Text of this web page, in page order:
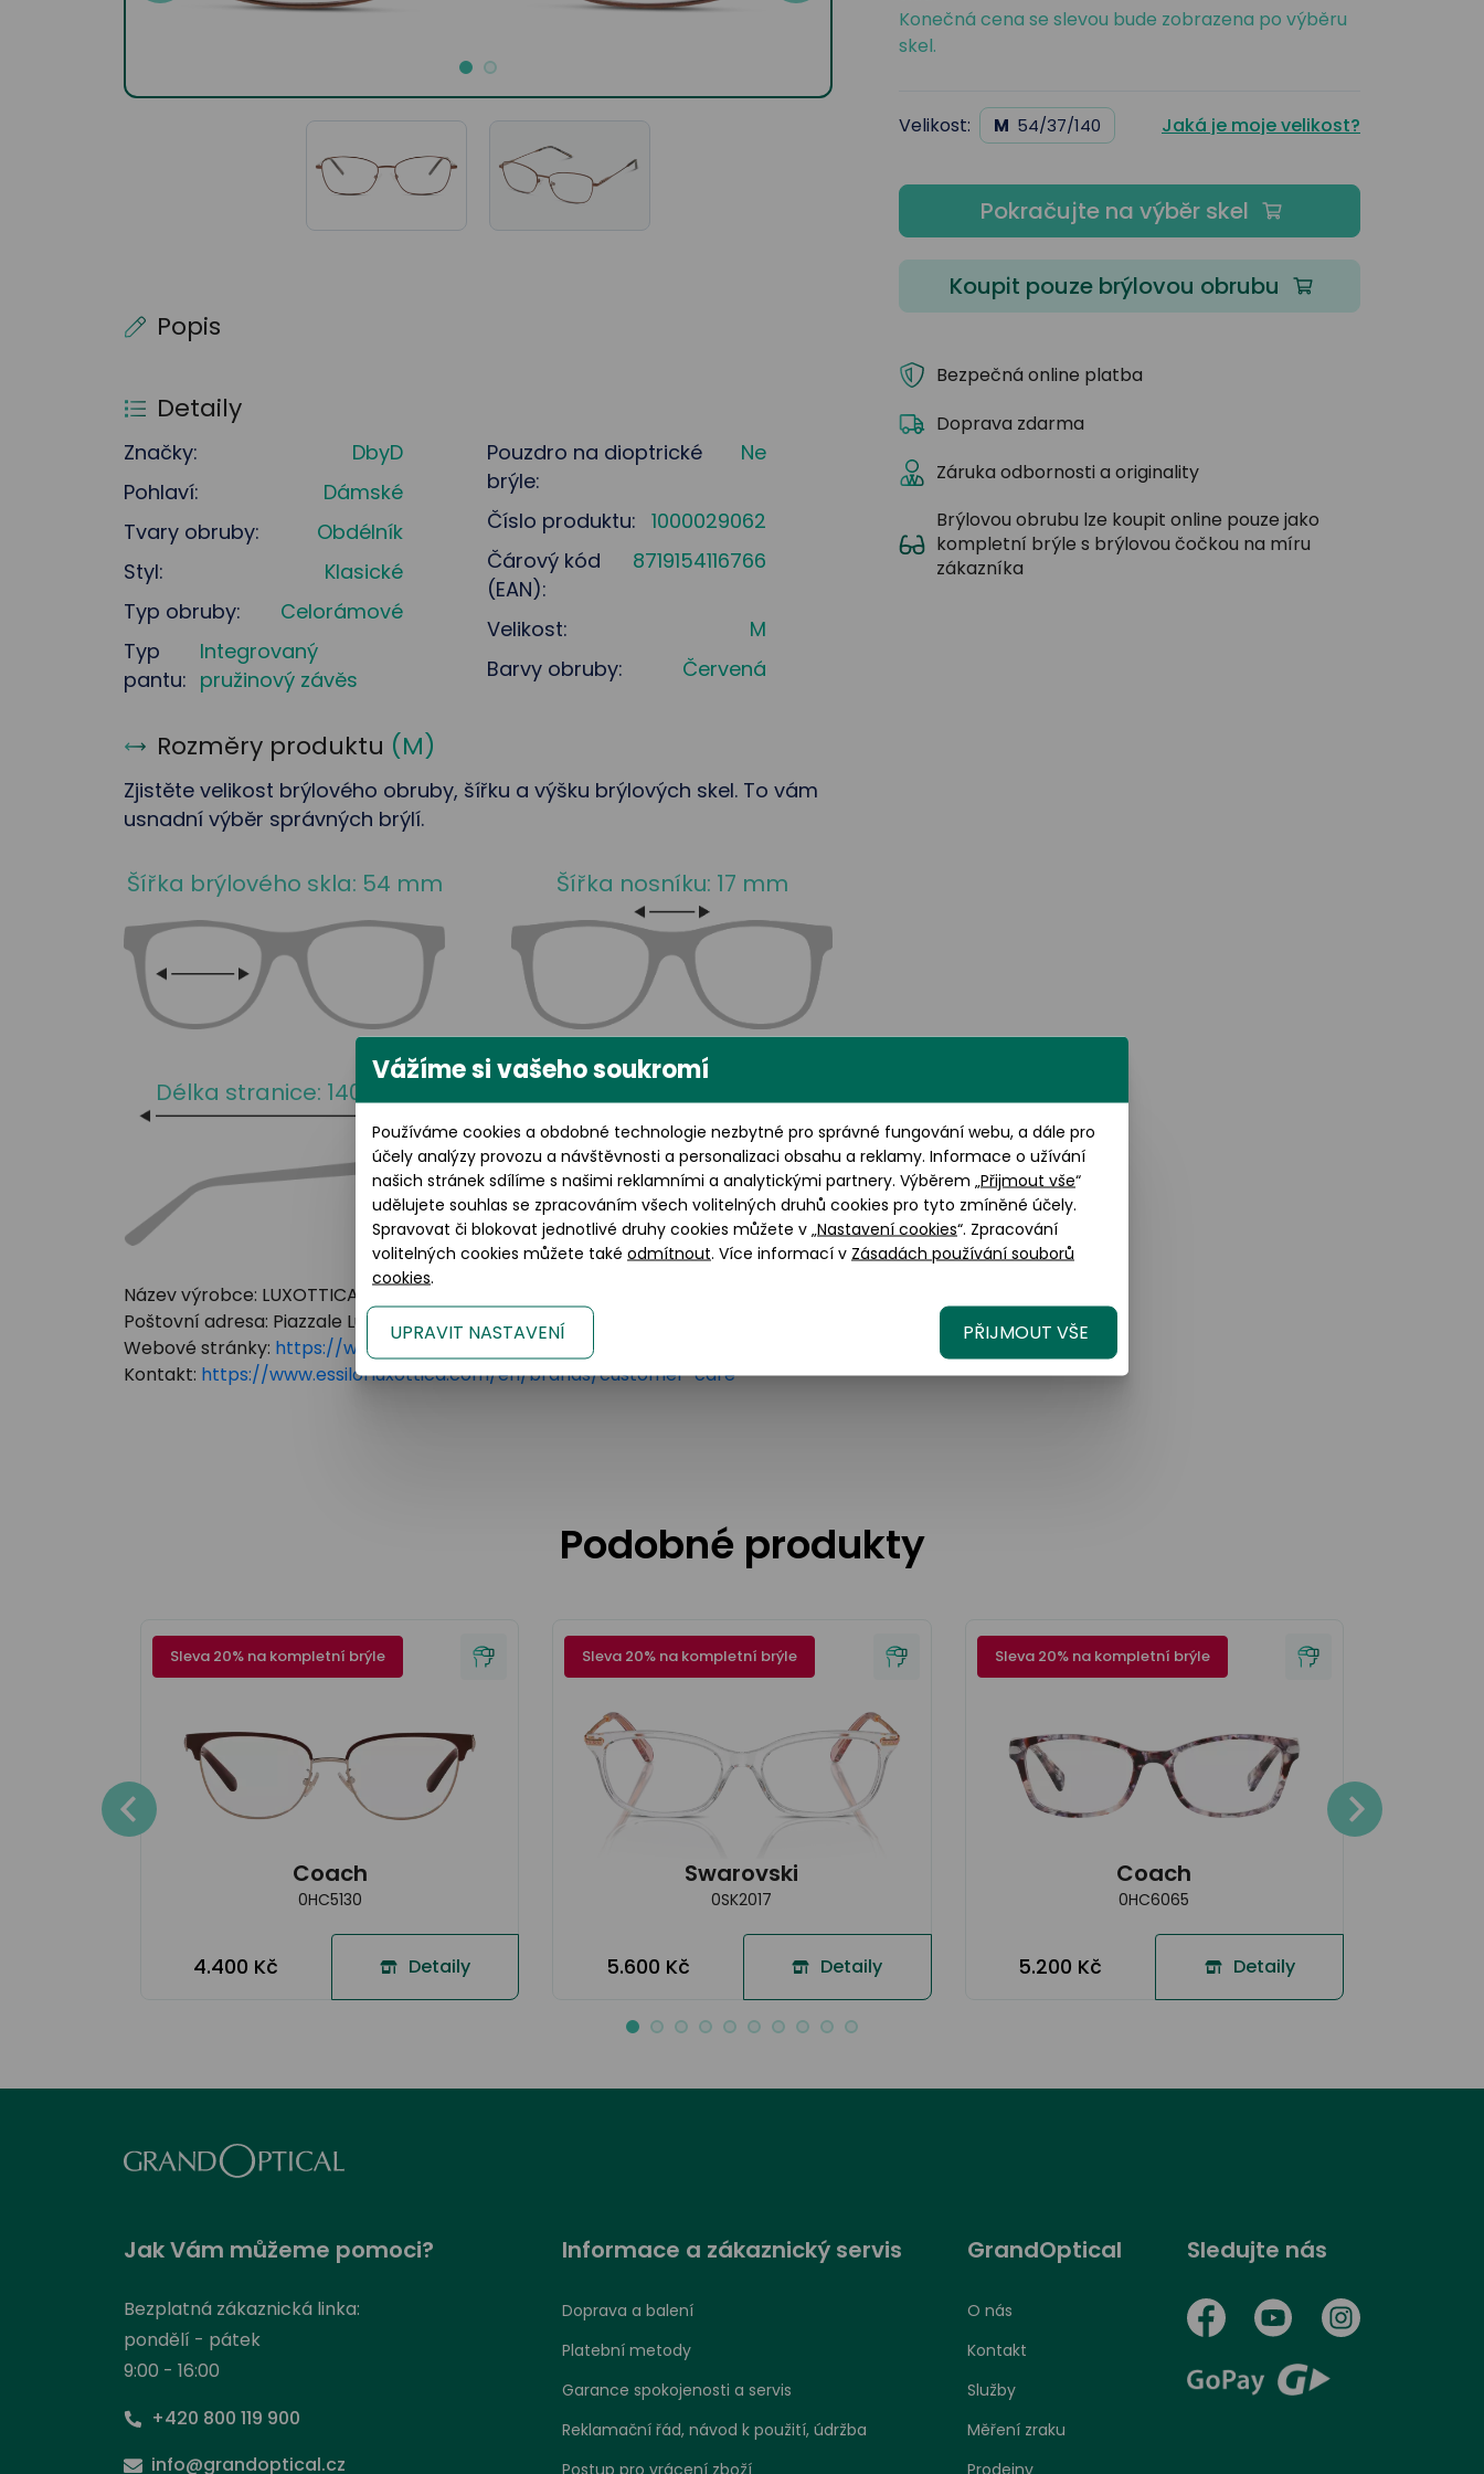
Popis
Detaily
Značky:
DbyD
Pohlaví:
Dámské
Tvary obruby:
Obdélník
Styl:
Klasické
Typ obruby:
Celorámové
Typ
pantu:
Integrovaný
pružinový závěs
Pouzdro na dioptrické
brýle:
Ne
Číslo produktu: 1000029062
Čárový kód
(EAN):
8719154116766
Velikost:
M
Barvy obruby:
Červená
Rozměry produktu (M)
Zjistěte velikost brýlového obruby, šířku a výšku brýlových skel. To vám
usnadní výběr správných brýlí.
Šířka brýlového skla: 54 mm Šířka nosníku: 17 mm
Délka stranice: 140 mm
Název výrobce: LUXOTTICA GROUP
Poštovní adresa: Piazzale Luigi Cadorna 3 Milano, 20123 Italy
Webové stránky: https://www.essilorluxottica.com/
Kontakt: https://www.essilorluxottica.com/en/brands/customer-care
Konečná cena se slevou bude zobrazena po výběru
skel.
Velikost: M 54/37/140 Jaká je moje velikost?
Pokračujte na výběr skel
Koupit pouze brýlovou obrubu
Bezpečná online platba
Doprava zdarma
Záruka odbornosti a originality
Brýlovou obrubu lze koupit online pouze jako
kompletní brýle s brýlovou čočkou na míru
zákazníka
Podobné produkty
Sleva 20% na kompletní brýle
Coach
0HC5130
4.400 Kč Detaily
Sleva 20% na kompletní brýle
Swarovski
0SK2017
5.600 Kč Detaily
Sleva 20% na kompletní brýle
Coach
0HC6065
5.200 Kč Detaily
Jak Vám můžeme pomoci?
Bezplatná zákaznická linka:
pondělí - pátek
9:00 - 16:00
+420 800 119 900
info@grandoptical.cz
Informace a zákaznický servis
Doprava a balení
Platební metody
Garance spokojenosti a servis
Reklamační řád, návod k použití, údržba
GrandOptical
O nás
Kontakt
Služby
Měření zraku
Sledujte nás
Vážíme si vašeho soukromí
Používáme cookies a obdobné technologie nezbytné pro správné fungování webu, a dále pro
účely analýzy provozu a návštěvnosti a personalizaci obsahu a reklamy. Informace o užívání
našich stránek sdílíme s našimi reklamními a analytickými partnery. Výběrem „Přijmout vše“
udělujete souhlas se zpracováním všech volitelných druhů cookies pro tyto zmíněné účely.
Spravovat či blokovat jednotlivé druhy cookies můžete v „Nastavení cookies“. Zpracování
volitelných cookies můžete také odmítnout. Více informací v Zásadách používání souborů
cookies.
UPRAVIT NASTAVENÍ PŘIJMOUT VŠE